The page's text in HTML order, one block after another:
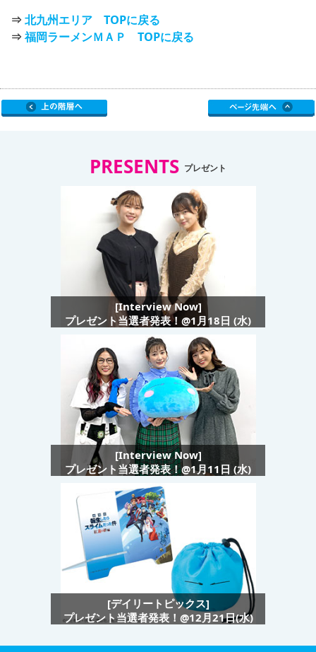
⇒ 北九州エリア TOPに戻る
⇒福岡ラーメンＭＡＰ TOPに戻る
PRESENTS プレゼント
[Interview Now]
プレゼント当選者発表！@1月18日 (水)
[Interview Now]
プレゼント当選者発表！@1月11日 (水)
[デイリートピックス]
プレゼント当選者発表！@12月21日(水)